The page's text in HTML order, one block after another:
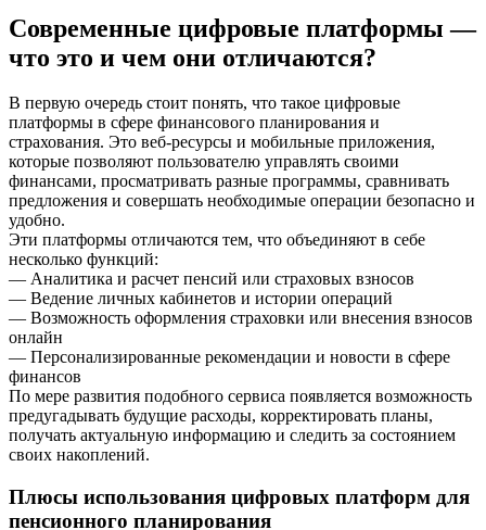
Современные цифровые платформы —
что это и чем они отличаются?
В первую очередь стоит понять, что такое цифровые
платформы в сфере финансового планирования и
страхования. Это веб-ресурсы и мобильные приложения,
которые позволяют пользователю управлять своими
финансами, просматривать разные программы, сравнивать
предложения и совершать необходимые операции безопасно и
удобно.
Эти платформы отличаются тем, что объединяют в себе
несколько функций:
— Аналитика и расчет пенсий или страховых взносов
— Ведение личных кабинетов и истории операций
— Возможность оформления страховки или внесения взносов
онлайн
— Персонализированные рекомендации и новости в сфере
финансов
По мере развития подобного сервиса появляется возможность
предугадывать будущие расходы, корректировать планы,
получать актуальную информацию и следить за состоянием
своих накоплений.
Плюсы использования цифровых платформ для
пенсионного планирования